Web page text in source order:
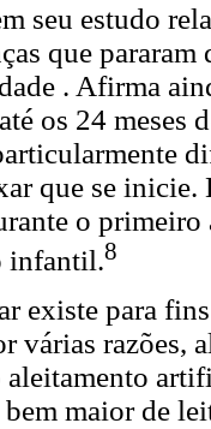
seu estudo
que
. Afirma
os 24 meses
que se inicie.
o
infantil.8
existe para
várias razões,
maior de